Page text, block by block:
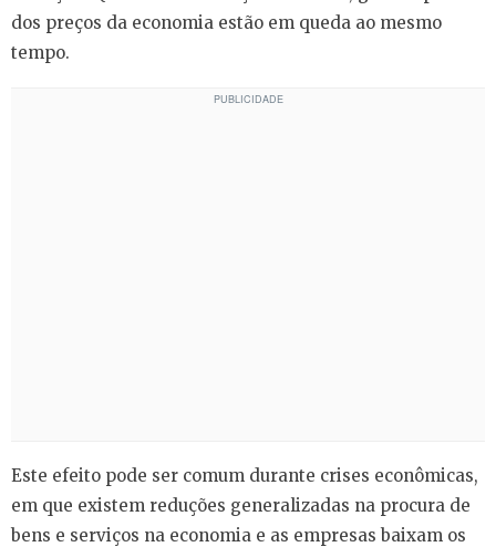
dos preços da economia estão em queda ao mesmo
tempo.
Este efeito pode ser comum durante crises econômicas,
em que existem reduções generalizadas na procura de
bens e serviços na economia e as empresas baixam os